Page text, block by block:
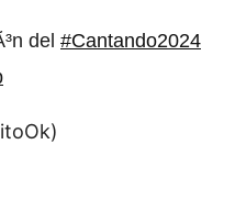
del #Cantando2024